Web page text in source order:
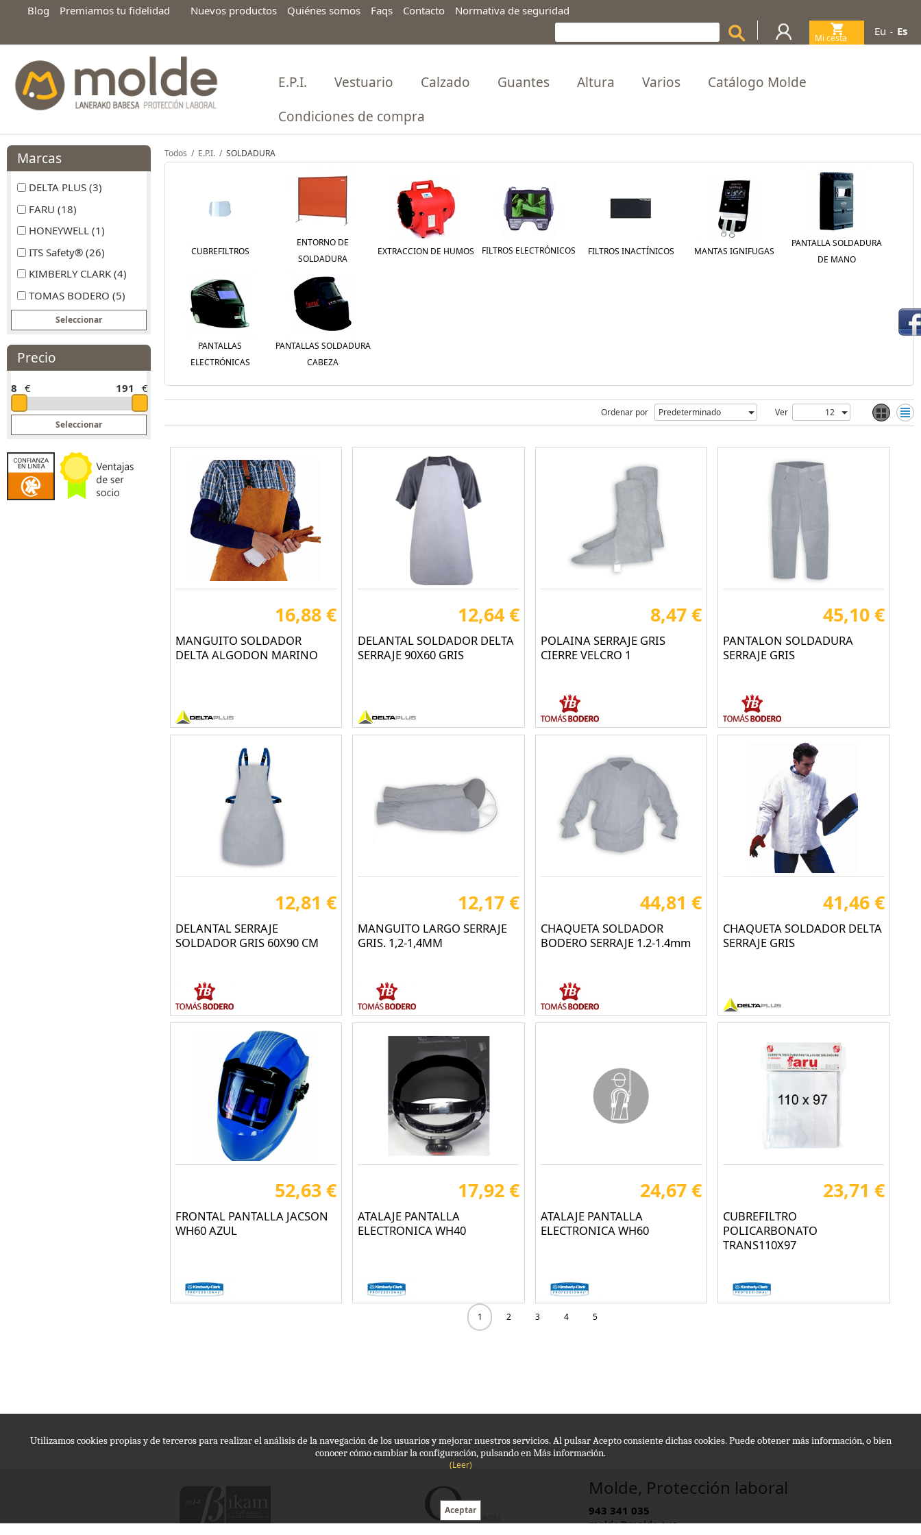
Utilizamos cookies propias y de terceros para realizar el análisis de la navegación de los usuarios y mejorar nuestros servicios. Al pulsar Acepto consiente dichas cookies. Puede obtener más información, o bien
conocer cómo cambiar la configuración, pulsando en Más información.
(Leer)
Blog Premiamos tu fidelidad Nuevos productos Quiénes somos Faqs Contacto Normativa de seguridad
Mi cesta
Eu - Es
E.P.I. Vestuario Calzado Guantes Altura Varios
Catálogo Molde
Condiciones de compra
Marcas
DELTA PLUS (3)
FARU (18)
HONEYWELL (1)
ITS Safety® (26)
KIMBERLY CLARK (4)
TOMAS BODERO (5)
Precio
8 € 191 €
Todos / E.P.I. / SOLDADURA
CUBREFILTROS
ENTORNO DE
SOLDADURA
EXTRACCION DE HUMOS FILTROS ELECTRÓNICOS FILTROS INACTÍNICOS MANTAS IGNIFUGAS
PANTALLA SOLDADURA
DE MANO
PANTALLAS
ELECTRÓNICAS
PANTALLAS SOLDADURA
CABEZA
Ordenar por Ver
16,88 €
MANGUITO SOLDADOR
DELTA ALGODON MARINO
12,64 €
DELANTAL SOLDADOR DELTA
SERRAJE 90X60 GRIS
8,47 €
POLAINA SERRAJE GRIS
CIERRE VELCRO 1
45,10 €
PANTALON SOLDADURA
SERRAJE GRIS
12,81 €
DELANTAL SERRAJE
SOLDADOR GRIS 60X90 CM
12,17 €
MANGUITO LARGO SERRAJE
GRIS. 1,2-1,4MM
44,81 €
CHAQUETA SOLDADOR
BODERO SERRAJE 1.2-1.4mm
41,46 €
CHAQUETA SOLDADOR DELTA
SERRAJE GRIS
52,63 €
FRONTAL PANTALLA JACSON
WH60 AZUL
17,92 €
ATALAJE PANTALLA
ELECTRONICA WH40
24,67 €
ATALAJE PANTALLA
ELECTRONICA WH60
23,71 €
CUBREFILTRO
POLICARBONATO
TRANS110X97
1 2 3 4 5
Molde, Protección laboral
943 341 035
molde@molde.eus